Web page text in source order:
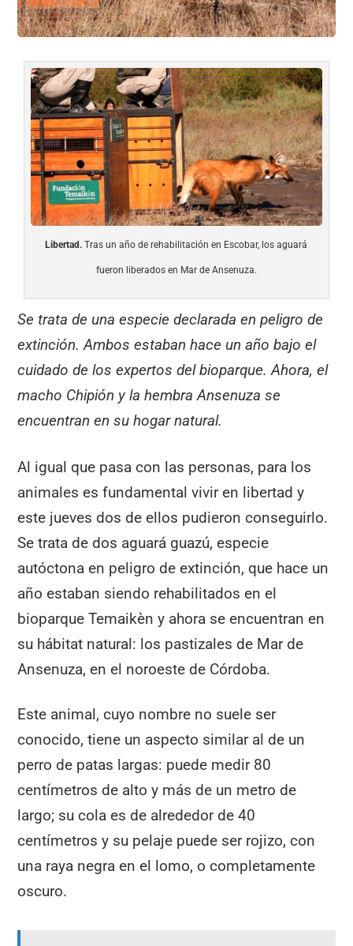
Libertad. Tras un año de rehabilitación en Escobar, los aguará
fueron liberados en Mar de Ansenuza.
Se trata de una especie declarada en peligro de
extinción. Ambos estaban hace un año bajo el
cuidado de los expertos del bioparque. Ahora, el
macho Chipión y la hembra Ansenuza se
encuentran en su hogar natural.
Al igual que pasa con las personas, para los
animales es fundamental vivir en libertad y
este jueves dos de ellos pudieron conseguirlo.
Se trata de dos aguará guazú, especie
autóctona en peligro de extinción, que hace un
año estaban siendo rehabilitados en el
bioparque Temaikèn y ahora se encuentran en
su hábitat natural: los pastizales de Mar de
Ansenuza, en el noroeste de Córdoba.
Este animal, cuyo nombre no suele ser
conocido, tiene un aspecto similar al de un
perro de patas largas: puede medir 80
centímetros de alto y más de un metro de
largo; su cola es de alrededor de 40
centímetros y su pelaje puede ser rojizo, con
una raya negra en el lomo, o completamente
oscuro.